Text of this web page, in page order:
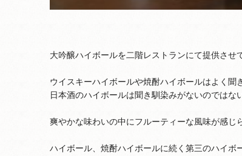
大吟醸ハイボールを二階レストランにて提供させ
ウイスキーハイボールや焼酎ハイボールはよく聞
日本酒のハイボールは聞き馴染みがないのではな
爽やかな味わいの中にフルーティーな風味が感じ
ハイボール、焼酎ハイボールに続く第三のハイボ